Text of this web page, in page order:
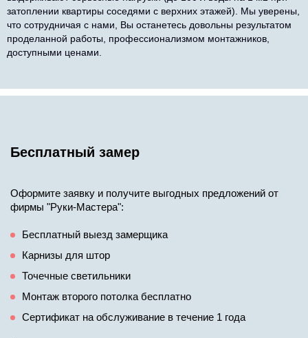
затоплении квартиры соседями с верхних этажей). Мы уверены,
что сотрудничая с нами, Вы останетесь довольны результатом
проделанной работы, профессионализмом монтажников,
доступными ценами.
Бесплатный замер
Оформите заявку и получите выгодных предложений от
фирмы "Руки-Мастера":
Бесплатный выезд замерщика
Карнизы для штор
Точечные светильники
Монтаж второго потолка бесплатно
Сертификат на обслуживание в течение 1 года